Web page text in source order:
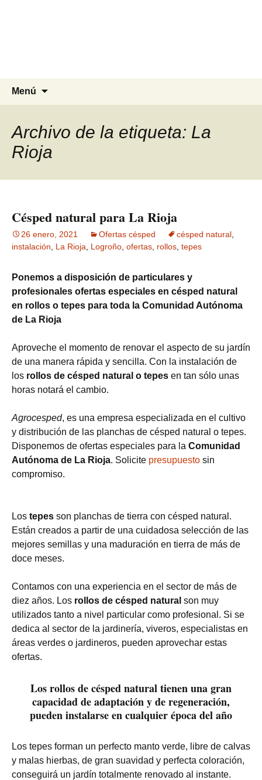
Menú
Archivo de la etiqueta: La
Rioja
Césped natural para La Rioja
26 enero, 2021 Ofertas césped césped natural
instalación
La Rioja Logroño ofertas rollos tepes
Ponemos a disposición de particulares y
profesionales ofertas especiales en césped natural
en rollos o tepes para toda la Comunidad Autónoma
de La Rioja
Aproveche el momento de renovar el aspecto de su jardín
de una manera rápida y sencilla. Con la instalación de
los rollos de césped natural o tepes en tan sólo unas
horas notará el cambio.
Agrocesped, es una empresa especializada en el cultivo
y distribución de las planchas de césped natural o tepes.
Disponemos de ofertas especiales para la Comunidad
Autónoma de La Rioja. Solicite presupuesto sin
compromiso.
Los tepes son planchas de tierra con césped natural.
Están creados a partir de una cuidadosa selección de las
mejores semillas y una maduración en tierra de más de
doce meses.
Contamos con una experiencia en el sector de más de
diez años. Los rollos de césped natural son muy
utilizados tanto a nivel particular como profesional. Si se
dedica al sector de la jardinería, viveros, especialistas en
áreas verdes o jardineros, pueden aprovechar estas
ofertas.
Los rollos de césped natural tienen una gran
capacidad de adaptación y de regeneración,
pueden instalarse en cualquier época del año
Los tepes forman un perfecto manto verde, libre de calvas
y malas hierbas, de gran suavidad y perfecta coloración,
conseguirá un jardín totalmente renovado al instante.